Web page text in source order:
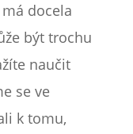
docela
být trochu
naučit
se ve
k tomu,